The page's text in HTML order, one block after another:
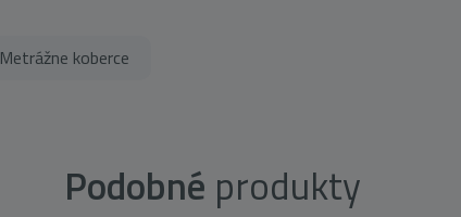
Metrážne koberce
Podobné produkty